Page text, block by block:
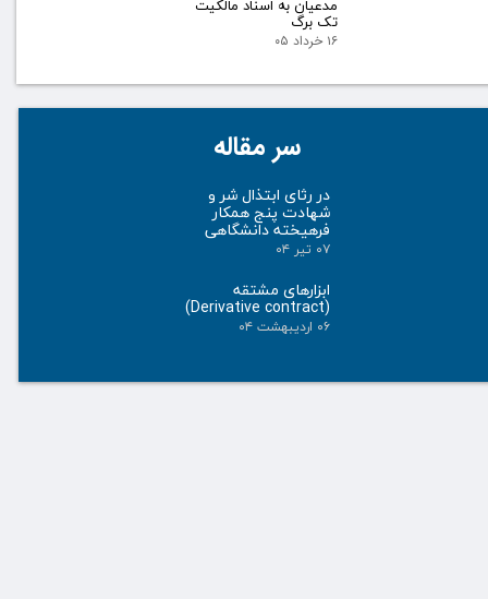
مدعیان به اسناد مالکیت
تک برگ
۱۶ خرداد ۰۵
سر مقاله
در رثای ابتذال شر و
شهادت پنج همکار
فرهیخته دانشگاهی
۰۷ تیر ۰۴
ابزارهای مشتقه
(Derivative contract)
۰۶ اردیبهشت ۰۴